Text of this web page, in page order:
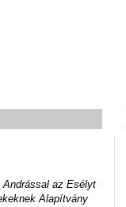
az Esélyt
Alapítvány